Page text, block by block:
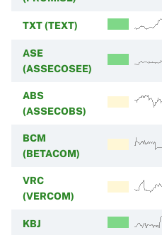
TXT (TEXT)
ASE
(ASSECOSEE)
ABS
(ASSECOBS)
BCM
(BETACOM)
VRC
(VERCOM)
KBJ